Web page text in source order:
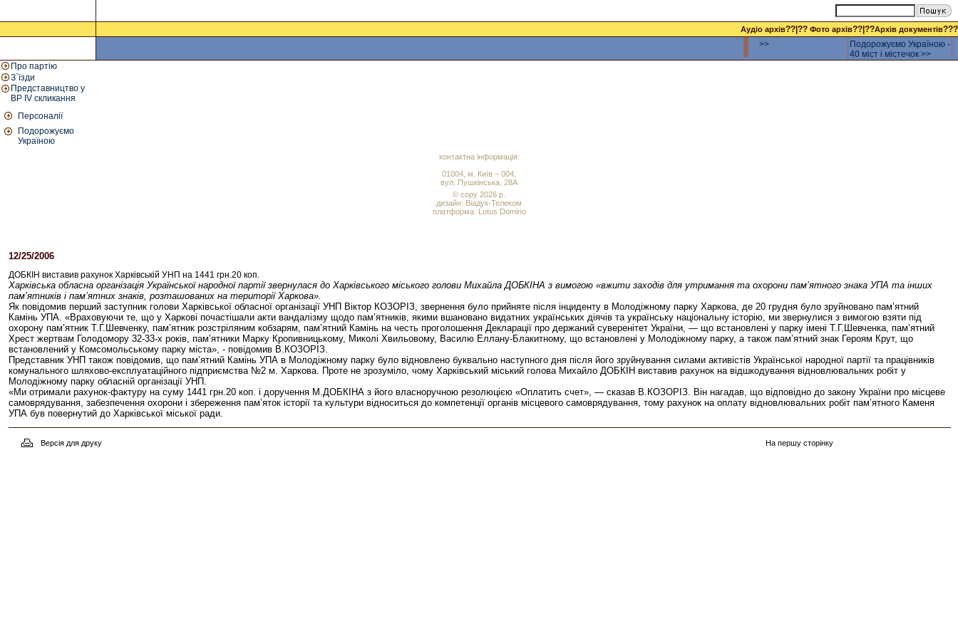
Аудіо архів??|?? Фото архів??|??Архів документів???
>>
Подорожуємо Україною -
40 міст і містечок >>
Про партію
З`їзди
Представництво у
ВР IV скликання
Персоналії
Подорожуємо
Україною
контактна інформація:
01004, м. Київ – 004,
вул. Пушкінська, 28А
© copy 2026 р.
дизайн: Віадук-Телеком
платформа: Lotus Domino
12/25/2006
ДОБКІН виставив рахунок Харківській УНП на 1441 грн.20 коп.
Харківська обласна організація Української народної партії звернулася до Харківського міського голови Михайла ДОБКІНА з вимогою «вжити заходів для утримання та охорони пам’ятного знака УПА та інших
пам’ятників і пам’ятних знаків, розташованих на території Харкова».
Як повідомив перший заступник голови Харківської обласної організації УНП Віктор КОЗОРІЗ, звернення було прийняте після інциденту в Молодіжному парку Харкова, де 20 грудня було зруйновано пам’ятний
Камінь УПА. «Враховуючи те, що у Харкові почастішали акти вандалізму щодо пам’ятників, якими вшановано видатних українських діячів та українську національну історію, ми звернулися з вимогою взяти під
охорону пам’ятник Т.Г.Шевченку, пам’ятник розстріляним кобзарям, пам’ятний Камінь на честь проголошення Декларації про держаний суверенітет України, — що встановлені у парку імені Т.Г.Шевченка, пам’ятний
Хрест жертвам Голодомору 32-33-х років, пам’ятники Марку Кропивницькому, Миколі Хвильовому, Василю Еллану-Блакитному, що встановлені у Молодіжному парку, а також пам’ятний знак Героям Крут, що
встановлений у Комсомольському парку міста», - повідомив В.КОЗОРІЗ.
Представник УНП також повідомив, що пам’ятний Камінь УПА в Молодіжному парку було відновлено буквально наступного дня після його зруйнування силами активістів Української народної партії та працівників
комунального шляхово-експлуатаційного підприємства №2 м. Харкова. Проте не зрозуміло, чому Харківський міський голова Михайло ДОБКІН виставив рахунок на відшкодування відновлювальних робіт у
Молодіжному парку обласній організації УНП.
«Ми отримали рахунок-фактуру на суму 1441 грн.20 коп. і доручення М.ДОБКІНА з його власноручною резолюцією «Оплатить счет», — сказав В.КОЗОРІЗ. Він нагадав, що відповідно до закону України про місцеве
самоврядування, забезпечення охорони і збереження пам’яток історії та культури відноситься до компетенції органів місцевого самоврядування, тому рахунок на оплату відновлювальних робіт пам’ятного Каменя
УПА був повернутий до Харківської міської ради.
Версія для друку На першу сторінку